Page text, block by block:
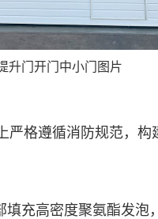
升门开门中小门图片
遵循消防规范，构
高密度聚氨酯发泡